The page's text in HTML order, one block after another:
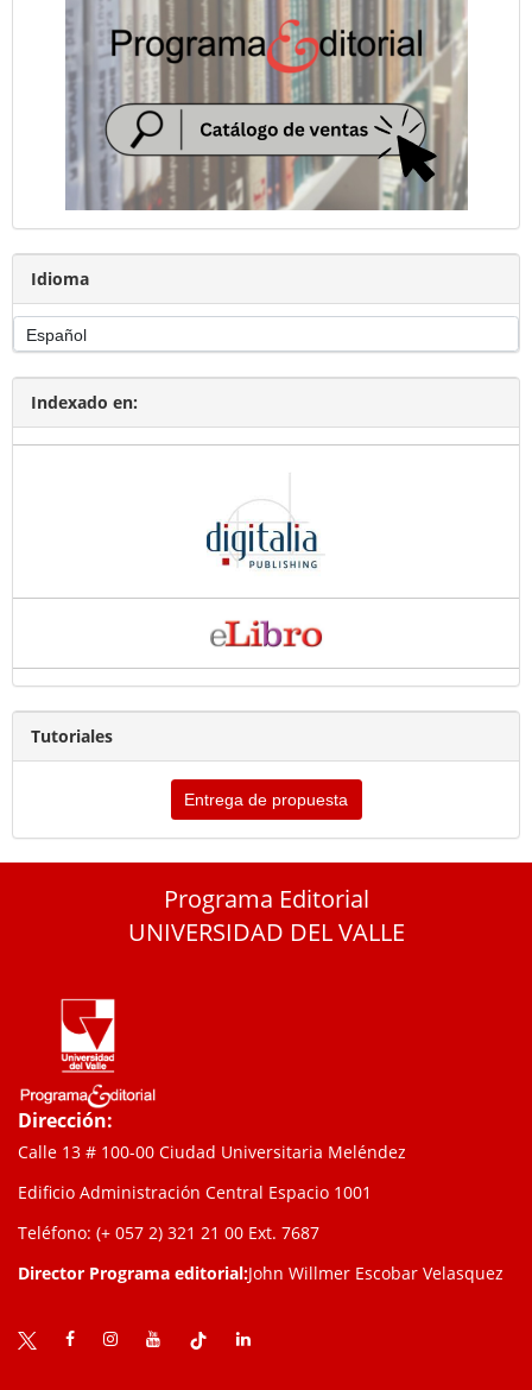
Idioma
Indexado en:
Tutoriales
Entrega de propuesta
Programa Editorial
UNIVERSIDAD DEL VALLE
Dirección:
Calle 13 # 100-00 Ciudad Universitaria Meléndez
Edificio Administración Central Espacio 1001
Teléfono: (+ 057 2) 321 21 00 Ext. 7687
Director Programa editorial:John Willmer Escobar Velasquez